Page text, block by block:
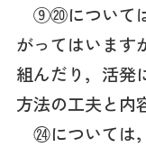
⑨⑳について
がってはいます
組んだり，活発
方法の工夫と内
㉔については